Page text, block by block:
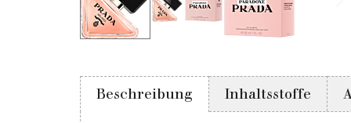
Beschreibung Inhaltsstoffe